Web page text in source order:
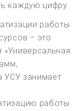
каждую цифру.
работы
– это
УСУ занимает
работы